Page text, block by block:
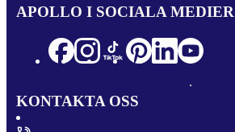
APOLLO I SOCIALA MEDIER
KONTAKTA OSS